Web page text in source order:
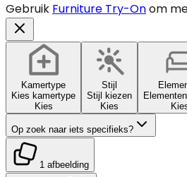
Gebruik Furniture Try-Onom
Kamertype
Kies kamertype
Kies
Stijl
Stijl kiezen
Kies
Op zoek naar iets specifieks?
1 afbeelding